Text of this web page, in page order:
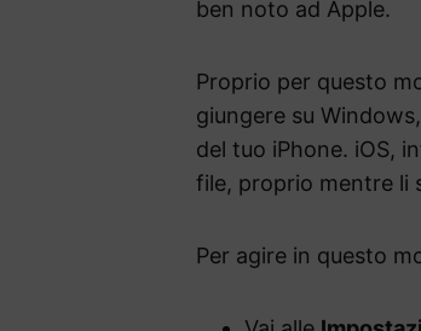
ben noto ad Apple.
Proprio per questo
giungere su
del tuo iPhone. iOS,
file, proprio mentre li
Per agire in questo